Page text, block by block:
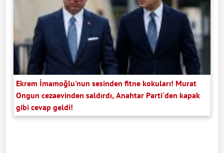
Ekrem İmamoğlu'nun sesinden fitne kokuları! Murat
Ongun cezaevinden saldırdı, Anahtar Parti'den kapak
gibi cevap geldi!